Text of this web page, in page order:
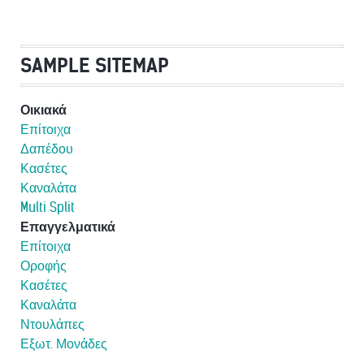
SAMPLE SITEMAP
Οικιακά
Επίτοιχα
Δαπέδου
Κασέτες
Καναλάτα
Multi Split
Επαγγελματικά
Επίτοιχα
Οροφής
Κασέτες
Καναλάτα
Ντουλάπες
Εξωτ. Μονάδες